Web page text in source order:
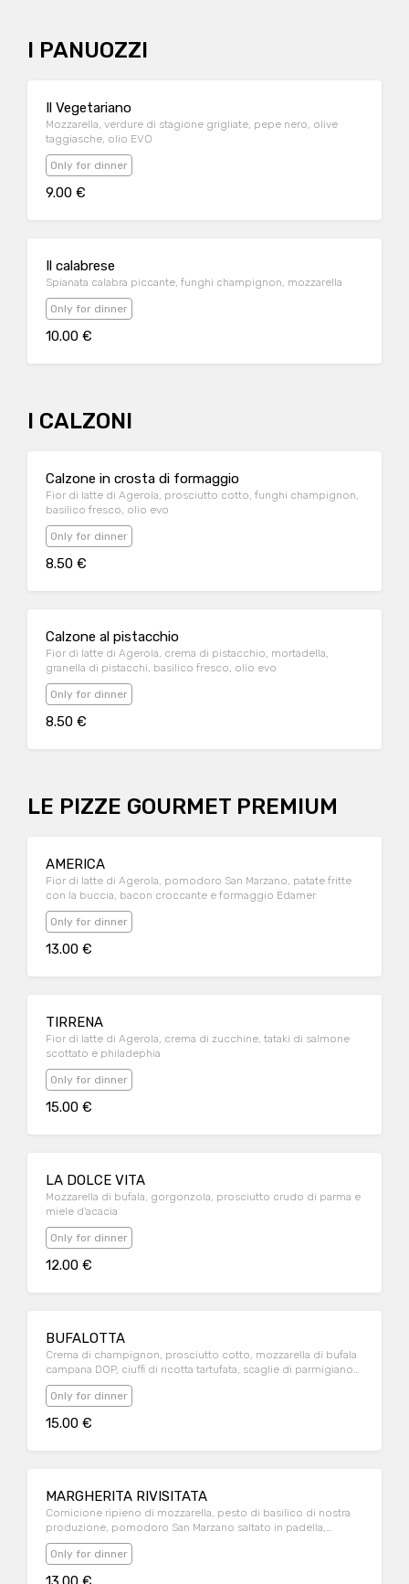
I PANUOZZI
Il Vegetariano
Mozzarella, verdure di stagione grigliate, pepe nero, olive
taggiasche, olio EVO
Only for dinner
9.00 €
Il calabrese
Spianata calabra piccante, funghi champignon, mozzarella
Only for dinner
10.00 €
I CALZONI
Calzone in crosta di formaggio
Fior di latte di Agerola, prosciutto cotto, funghi champignon,
basilico fresco, olio evo
Only for dinner
8.50 €
Calzone al pistacchio
Fior di latte di Agerola, crema di pistacchio, mortadella,
granella di pistacchi, basilico fresco, olio evo
Only for dinner
8.50 €
LE PIZZE GOURMET PREMIUM
AMERICA
Fior di latte di Agerola, pomodoro San Marzano, patate fritte
con la buccia, bacon croccante e formaggio Edamer
Only for dinner
13.00 €
TIRRENA
Fior di latte di Agerola, crema di zucchine, tataki di salmone
scottato e philadephia
Only for dinner
15.00 €
LA DOLCE VITA
Mozzarella di bufala, gorgonzola, prosciutto crudo di parma e
miele d'acacia
Only for dinner
12.00 €
BUFALOTTA
Crema di champignon, prosciutto cotto, mozzarella di bufala
campana DOP, ciuffi di ricotta tartufata, scaglie di parmigiano
DOP, basilico fresco, olio evo.
Only for dinner
15.00 €
MARGHERITA RIVISITATA
Cornicione ripieno di mozzarella, pesto di basilico di nostra
produzione, pomodoro San Marzano saltato in padella,
mozzarella di bufala campana DOP, basilico fresco, olio evo.
Only for dinner